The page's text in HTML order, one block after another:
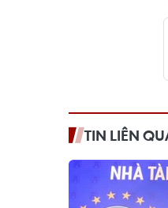
TIN LIÊN